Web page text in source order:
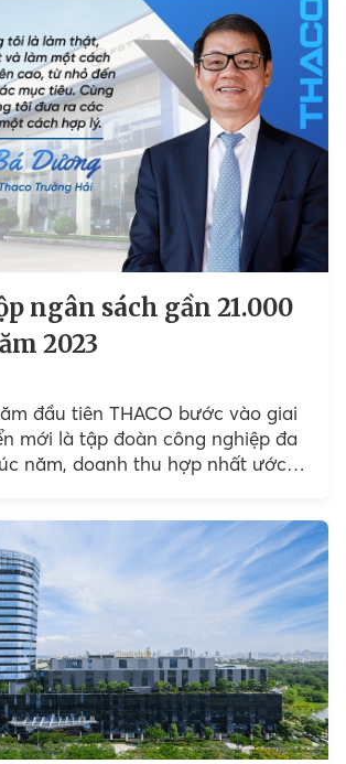
ngân sách gần 21.000
2023
đầu tiên THACO bước vào giai
mới là tập đoàn công nghiệp đa
năm, doanh thu hợp nhất ước